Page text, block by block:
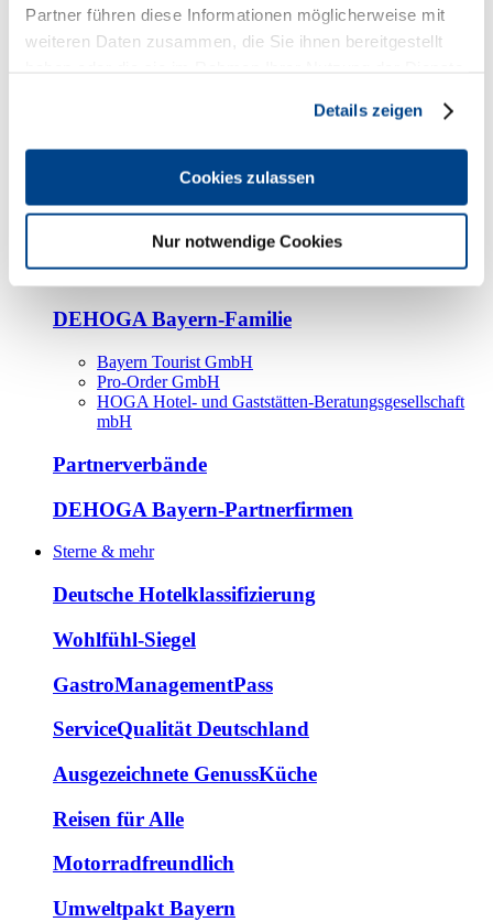
Partner führen diese Informationen möglicherweise mit
weiteren Daten zusammen, die Sie ihnen bereitgestellt
Details zeigen
Cookies zulassen
Nur notwendige Cookies
Kooperationspartner
Tourismusorganisationen
Bayern Tourismus Marketing GmbH
DEHOGA-Familie
Bundesverband
Fachverbände
DEHOGA Bayern-Familie
Bayern Tourist GmbH
Pro-Order GmbH
HOGA Hotel- und Gaststätten-Beratungsgesellschaft
mbH
Partnerverbände
DEHOGA Bayern-Partnerfirmen
Sterne & mehr
Deutsche Hotelklassifizierung
Wohlfühl-Siegel
GastroManagementPass
ServiceQualität Deutschland
Ausgezeichnete GenussKüche
Reisen für Alle
Motorradfreundlich
Umweltpakt Bayern